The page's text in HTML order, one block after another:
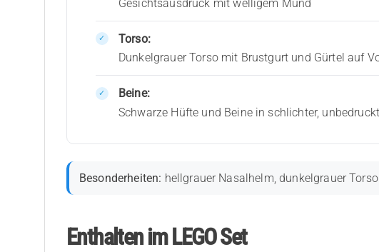
Gesichtsausdruck mit welligem Mund
Torso:
Dunkelgrauer Torso mit Brustgurt und Gürtel auf
Beine:
Schwarze Hüfte und Beine in schlichter,
Besonderheiten: hellgrauer Nasalhelm, dunkelgrauer
Enthalten im LEGO Set